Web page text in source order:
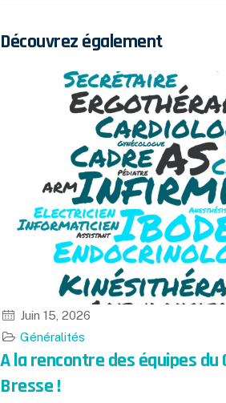
Découvrez également
Juin 15, 2026
Généralités
A la rencontre des équipes du
Bresse !